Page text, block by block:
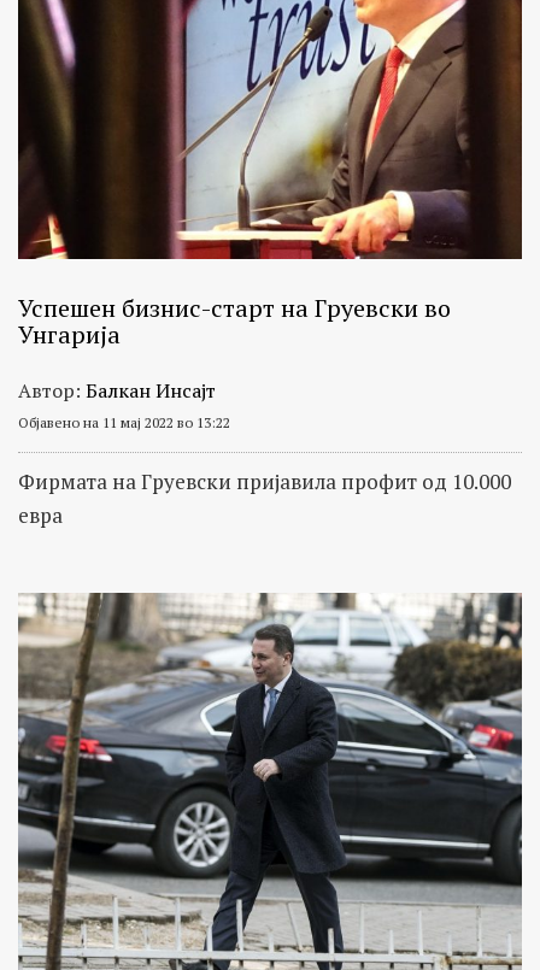
Успешен бизнис-старт на Груевски во
Унгарија
Автор: Балкан Инсајт
Објавено на 11 мај 2022 во 13:22
Фирмата на Груевски пријавила профит од 10.000
евра